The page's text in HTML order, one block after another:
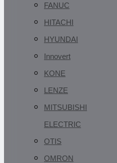
FANUC
HITACHI
HYUNDAI
Innovert
KONE
LENZE
MITSUBISHI
ELECTRIC
OTIS
OMRON